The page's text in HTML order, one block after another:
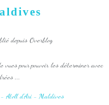
depuis Overblog
pour pouvoir les déterminer avec
...